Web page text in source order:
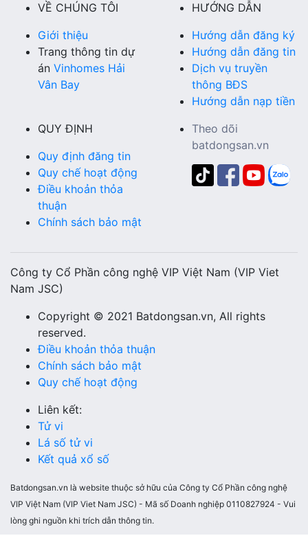
VỀ CHÚNG TÔI
Giới thiệu
Trang thông tin dự
án Vinhomes Hải
Vân Bay
HƯỚNG DẪN
Hướng dẫn đăng ký
Hướng dẫn đăng tin
Dịch vụ truyền
thông BĐS
Hướng dẫn nạp tiền
QUY ĐỊNH
Quy định đăng tin
Quy chế hoạt động
Điều khoản thỏa
thuận
Chính sách bảo mật
Theo dõi
batdongsan.vn
Công ty Cổ Phần công nghệ VIP Việt Nam (VIP Viet
Nam JSC)
Copyright © 2021 Batdongsan.vn, All rights
reserved.
Điều khoản thỏa thuận
Chính sách bảo mật
Quy chế hoạt động
Liên kết:
Tử vi
Lá số tử vi
Kết quả xổ số
Batdongsan.vn là website thuộc sở hữu của Công ty Cổ Phần công nghệ
VIP Việt Nam (VIP Viet Nam JSC) - Mã số Doanh nghiệp 0110827924 - Vui
lòng ghi nguồn khi trích dẫn thông tin.